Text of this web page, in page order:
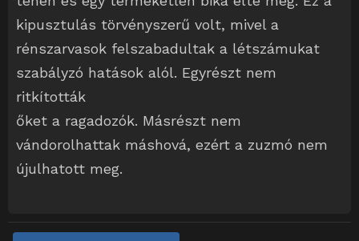
kipusztulás törvényszerű volt, mivel a
rénszarvasok felszabadultak a létszámukat
szabályzó hatások alól. Egyrészt nem
ritkították
őket a ragadozók. Másrészt nem
vándorolhattak máshová, ezért a zuzmó nem
újulhatott meg.